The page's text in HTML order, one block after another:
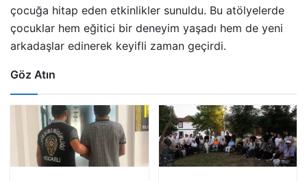
çocuğa hitap eden etkinlikler sunuldu. Bu atölyelerde
çocuklar hem eğitici bir deneyim yaşadı hem de yeni
arkadaşlar edinerek keyifli zaman geçirdi.
Göz Atın